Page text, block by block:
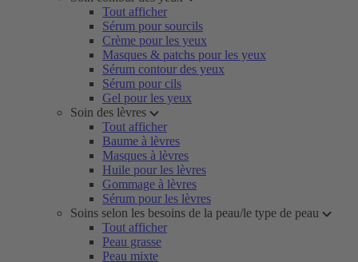
Tout afficher
Sérum pour sourcils
Crème pour les yeux
Masques & patchs pour les yeux
Sérum contour des yeux
Sérum pour cils
Gel pour les yeux
Soin des lèvres
Tout afficher
Baume à lèvres
Masques à lèvres
Huile pour les lèvres
Gommage à lèvres
Sérum pour les lèvres
Soins selon les besoins de la peau/le type de peau
Tout afficher
Peau grasse
Peau mixte